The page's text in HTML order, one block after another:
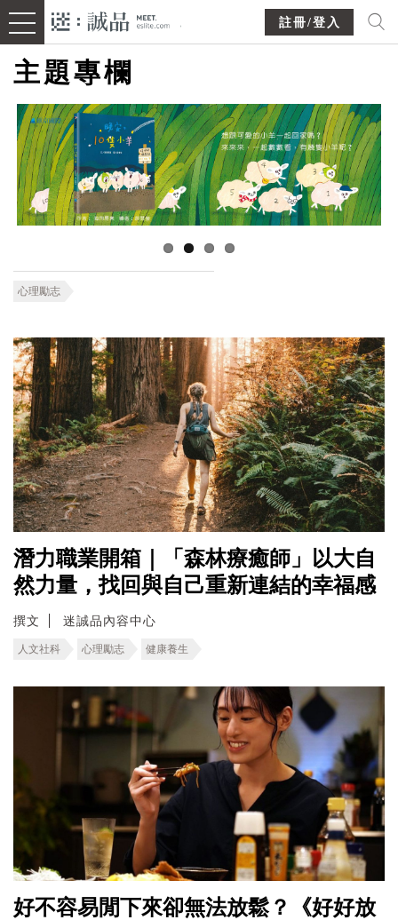
註冊/登入
主題專欄
心理勵志
潛力職業開箱｜「森林療癒師」以大自
然力量，找回與自己重新連結的幸福感
撰文 迷誠品內容中心
人文社科 心理勵志 健康養生
好不容易閒下來卻無法放鬆？《好好放